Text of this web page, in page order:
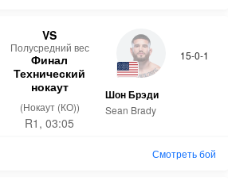
VS
Полусредний вес
Финал
Технический
нокаут
(Нокаут (КО))
R1, 03:05
Смотреть бой
15-0-1
Шон Брэди
Sean Brady